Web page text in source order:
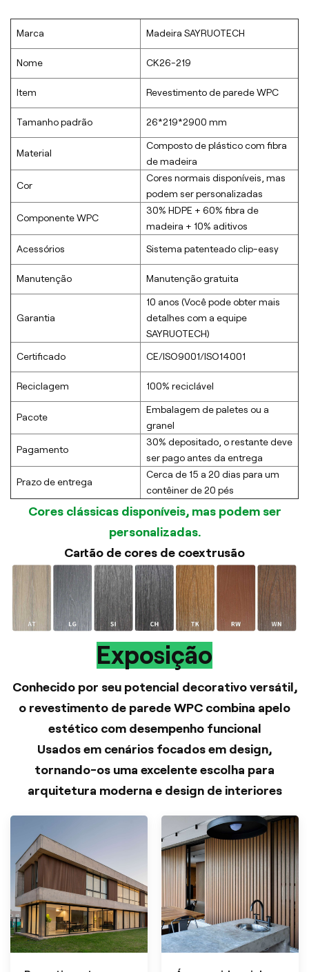
Marca Madeira SAYRUOTECH
Nome CK26-219
Item Revestimento de parede WPC
Tamanho padrão 26*219*2900 mm
Material
Composto de plástico com fibra
de madeira
Cor
Cores normais disponíveis, mas
podem ser personalizadas
Componente WPC
30% HDPE + 60% fibra de
madeira + 10% aditivos
Acessórios Sistema patenteado clip-easy
Manutenção Manutenção gratuita
Garantia
10 anos (Você pode obter mais
detalhes com a equipe
SAYRUOTECH)
Certificado CE/ISO9001/ISO14001
Reciclagem 100% reciclável
Pacote
Embalagem de paletes ou a
granel
Pagamento
30% depositado, o restante deve
ser pago antes da entrega
Prazo de entrega
Cerca de 15 a 20 dias para um
contêiner de 20 pés
Cores clássicas disponíveis, mas podem ser
personalizadas.
Cartão de cores de coextrusão
Exposição
Conhecido por seu potencial decorativo versátil,
o revestimento de parede WPC combina apelo
estético com desempenho funcional
Usados em cenários focados em design,
tornando-os uma excelente escolha para
arquitetura moderna e design de interiores